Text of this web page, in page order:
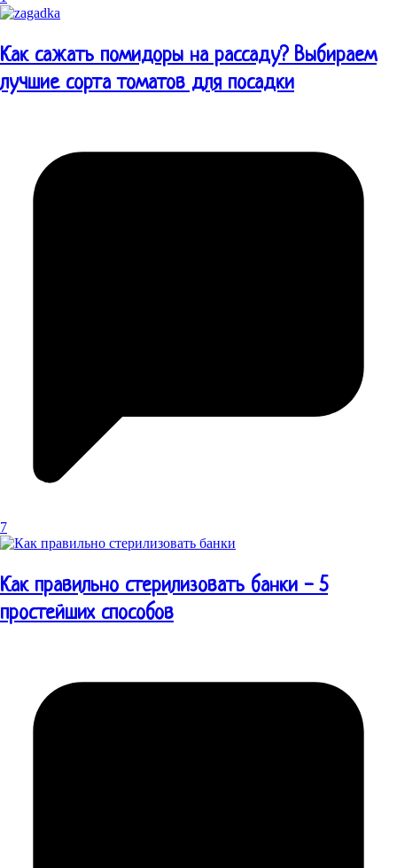
Как сажать помидоры на рассаду? Выбираем
лучшие сорта томатов для посадки
7
Как правильно стерилизовать банки - 5
простейших способов